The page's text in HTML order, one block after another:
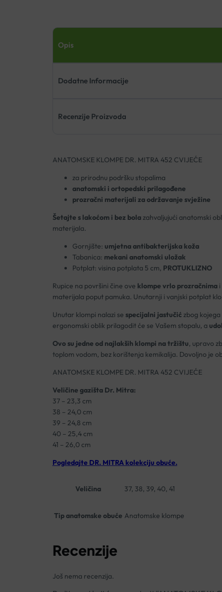
Opis
Dodatne Informacije
Recenzije Proizvoda
ANATOMSKE KLOMPE DR. MITRA 452 CVIJEĆE
za prirodnu podršku stopalima
anatomski i ortopedski prilagođene
prozračni materijali za održavanje svježine
Šetajte s lakoćom i bez bolazahvaljujući anatomski
materijala.
Gornjište: umjetna antibakterijska koža
Tabanica: mekani anatomski uložak
Potplat: visina potplata 5 cm, PROTUKLIZNO
Rupice na površini čine ove klompe vrlo prozračnimai
materijala poput pamuka. Unutarnji i vanjski potplat
Unutar klompi nalazi se specijalni jastučić zbog kojega
ergonomski oblik prilagodit će se Vašem stopalu, a
Ovo su jedne od najlakših klompi na tržištu, upravo
toplom vodom, bez korištenja kemikalija. Dovoljno je
ANATOMSKE KLOMPE DR. MITRA 452 CVIJEĆE
Veličine gazišta Dr. Mitra:
37 – 23,3 cm
38 – 24,0 cm
39 – 24,8 cm
40 – 25,4 cm
41 – 26,0 cm
Pogledajte DR. MITRA kolekciju obuće.
Veličina 37, 38, 39, 40, 41
Tip anatomske obuće Anatomske klompe
Recenzije
Još nema recenzija.